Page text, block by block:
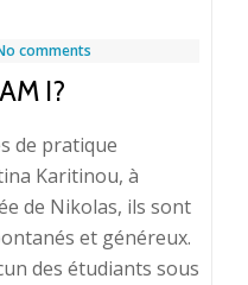
comments
I?
de pratique
Karitinou, à
de Nikolas, ils sont
et généreux.
des étudiants sous